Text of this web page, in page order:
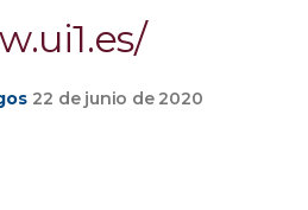
22 de junio de 2020